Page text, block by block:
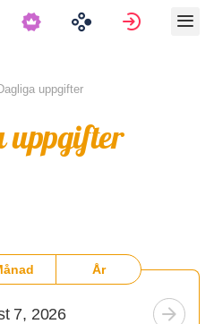
Resor Logga in
uppgifter
År
7, 2026